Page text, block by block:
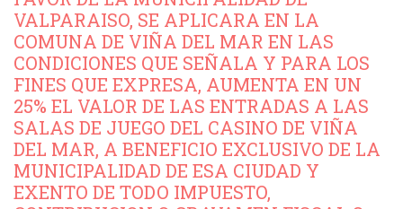
VALPARAISO, SE APLICARA EN LA
COMUNA DE VIÑA DEL MAR EN LAS
CONDICIONES QUE SEÑALA Y PARA LOS
FINES QUE EXPRESA, AUMENTA EN UN
25% EL VALOR DE LAS ENTRADAS A LAS
SALAS DE JUEGO DEL CASINO DE VIÑA
DEL MAR, A BENEFICIO EXCLUSIVO DE LA
MUNICIPALIDAD DE ESA CIUDAD Y
EXENTO DE TODO IMPUESTO,